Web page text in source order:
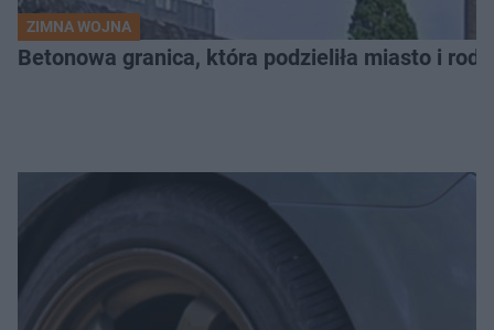
ZIMNA WOJNA
Betonowa granica, która podzieliła miasto i